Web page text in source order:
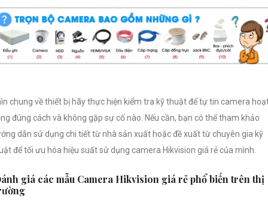
chung về thiết bị hãy thực hiện kiểm tra kỹ thuật để tự tin camera
đúng cách và không gặp sự cố nào. Nếu cần, bạn có thể tham khảo
dẫn sử dụng chi tiết từ nhà sản xuất hoặc đề xuất từ chuyên gia kỹ
để tối ưu hóa hiệu suất sử dụng camera Hikvision giá rẻ của mình.
giá các mẫu Camera Hikvision giá rẻ phổ biến trên thị